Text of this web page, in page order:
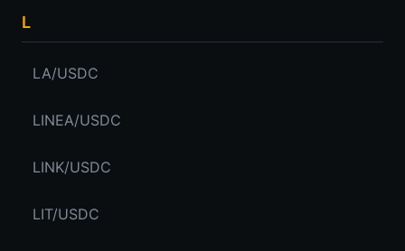
L
LA/USDC
LINEA/USDC
LINK/USDC
LIT/USDC